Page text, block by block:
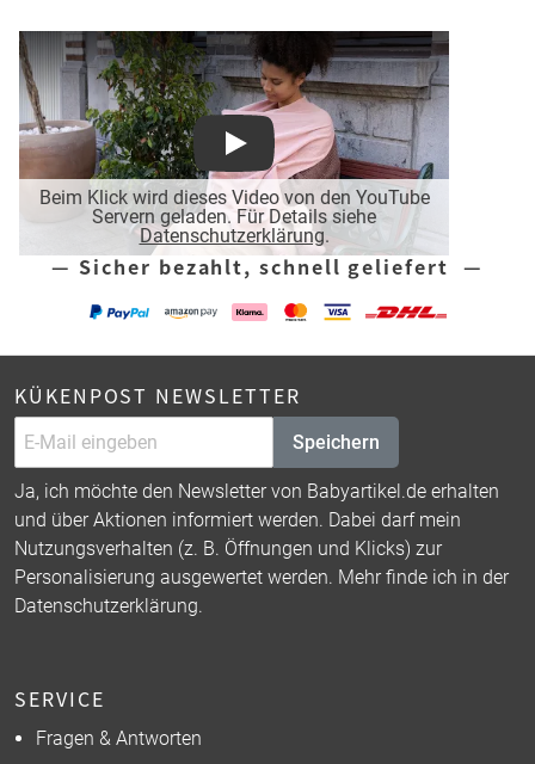
Beim Klick wird dieses Video von den YouTube
Servern geladen. Für Details siehe
Datenschutzerklärung.
Play
— Sicher bezahlt, schnell geliefert —
KÜKENPOST NEWSLETTER
Speichern
Ja, ich möchte den Newsletter von Babyartikel.de erhalten
und über Aktionen informiert werden. Dabei darf mein
Nutzungsverhalten (z. B. Öffnungen und Klicks) zur
Personalisierung ausgewertet werden. Mehr finde ich in der
Datenschutzerklärung.
SERVICE
Fragen & Antworten